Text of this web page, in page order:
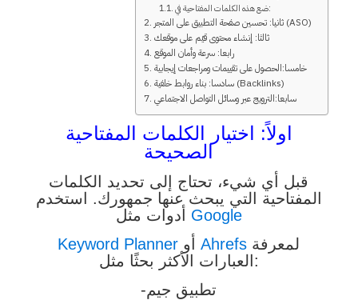
ضع هذه الكلمات المفتاحية في:
ثانيا: تحسين صفحة التطبيق على المتجر (ASO)
ثالثا: إنشاء محتوى قيّم على موقعك
رابعا: سرعة وأمان الموقع
خامسا:الحصول على تقييمات ومراجعات إيجابية
سادسا: بناء روابط خلفية (Backlinks)
سابعا:الترويج عبر وسائل التواصل الاجتماعي
اولاً: اختيار الكلمات المفتاحية
الصحيحة
قبل أي شيء، تحتاج إلى تحديد الكلمات
المفتاحية التي يبحث عنها جمهورك. استخدم
Google
Keyword Planner
أوAhrefs
العبارات الأكثر بحثًا مثل:
-تطبيق جيم